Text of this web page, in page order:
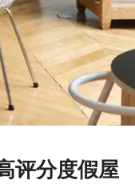
评分度假屋